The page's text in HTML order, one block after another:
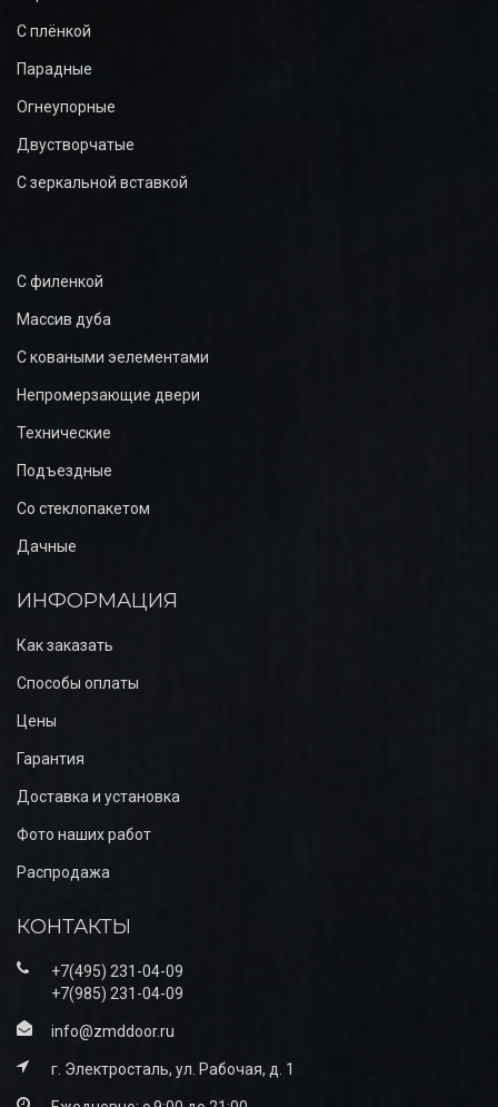
С плёнкой
Парадные
Огнеупорные
Двустворчатые
С зеркальной вставкой
С филенкой
Массив дуба
С коваными эелементами
Непромерзающие двери
Технические
Подъездные
Со стеклопакетом
Дачные
ИНФОРМАЦИЯ
Как заказать
Способы оплаты
Цены
Гарантия
Доставка и установка
Фото наших работ
Распродажа
КОНТАКТЫ
+7(495) 231-04-09
+7(985) 231-04-09
info@zmddoor.ru
г. Электросталь, ул. Рабочая, д. 1